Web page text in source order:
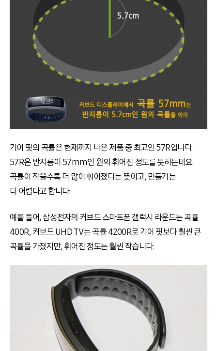
기어 핏의 곡률은 현재까지 나온 제품 중 최고인 57R입니다.
57R은 반지름이 57mm인 원의 휘어진 정도를 뜻하는데요.
곡률이 작을수록 더 많이 휘어졌다는 뜻이고, 만들기는
더 어렵다고 합니다.
예를 들어, 삼성전자의 커브드 스마트폰 갤럭시 라운드는 곡률
400R, 커브드 UHD TV는 곡률 4200R로 기어 핏보다 훨씬 큰
곡률을 가졌지만, 휘어진 정도는 훨씬 작습니다.